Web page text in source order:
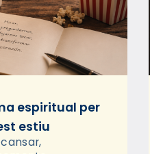
espiritual per
estiu